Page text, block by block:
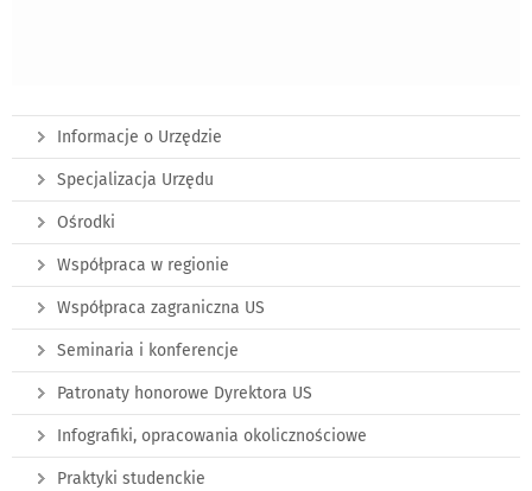
Informacje o Urzędzie
Specjalizacja Urzędu
Ośrodki
Współpraca w regionie
Współpraca zagraniczna US
Seminaria i konferencje
Patronaty honorowe Dyrektora US
Infografiki, opracowania okolicznościowe
Praktyki studenckie